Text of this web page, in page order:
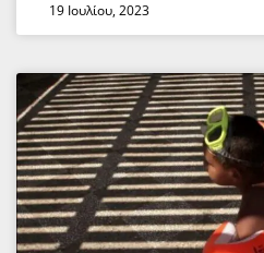
19 Ιουλίου, 2023